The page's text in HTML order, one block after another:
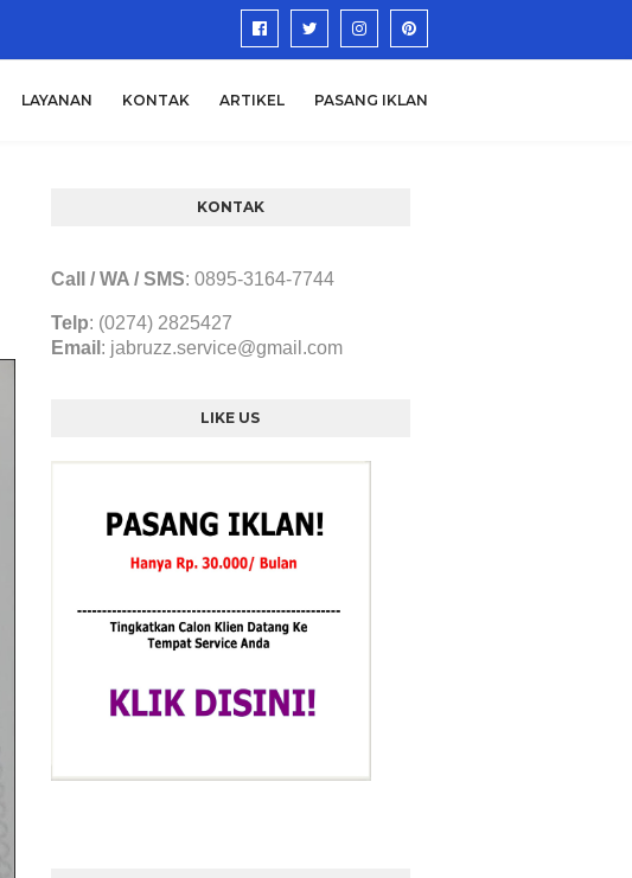
LAYANAN KONTAK ARTIKEL PASANG IKLAN
KONTAK
Call / WA / SMS: 0895-3164-7744
Telp: (0274) 2825427
Email : jabruzz.service@gmail.com
LIKE US